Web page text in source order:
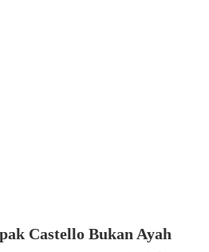
Castello Bukan Ayah